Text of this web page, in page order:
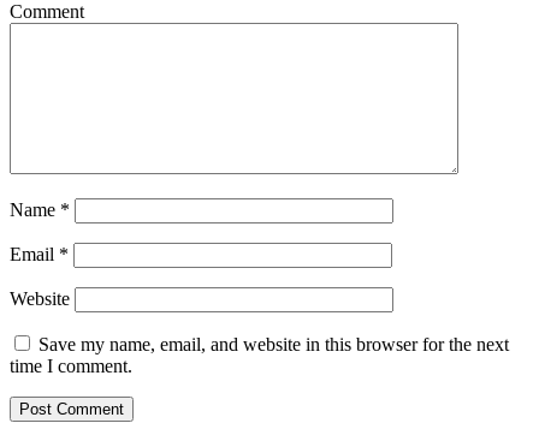
Comment
Name *
Email *
Website
Save my name, email, and website in this browser for the next
time I comment.